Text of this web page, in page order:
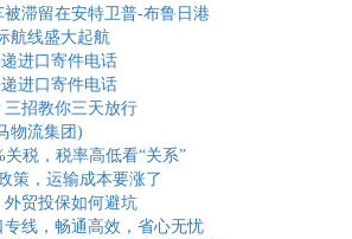
滞留在安特卫普-布鲁日港
航线盛大起航
进口寄件电话
进口寄件电话
招教你三天放行
物流集团)
关税，税率高低看“关系”
策，运输成本要涨了
贸投保如何避坑
线，畅通高效，省心无忧